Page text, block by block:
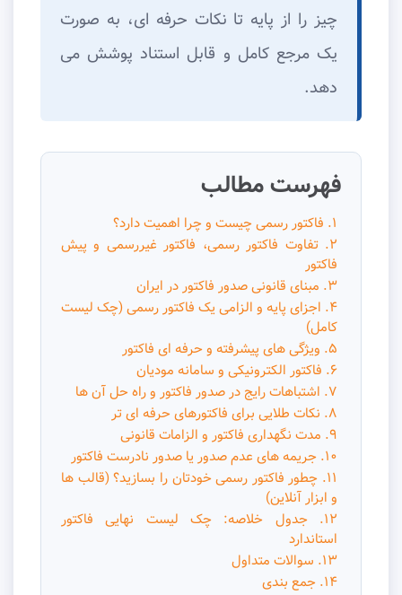
چیز را از پایه تا نکات حرفه ای، به صورت
یک مرجع کامل و قابل استناد پوشش می
دهد.
فهرست مطالب
۱. فاکتور رسمی چیست و چرا اهمیت دارد؟
۲. تفاوت فاکتور رسمی، فاکتور غیررسمی و پیش
فاکتور
۳. مبنای قانونی صدور فاکتور در ایران
۴. اجزای پایه و الزامی یک فاکتور رسمی (چک لیست
کامل)
۵. ویژگی های پیشرفته و حرفه ای فاکتور
۶. فاکتور الکترونیکی و سامانه مودیان
۷. اشتباهات رایج در صدور فاکتور و راه حل آن ها
۸. نکات طلایی برای فاکتورهای حرفه ای تر
۹. مدت نگهداری فاکتور و الزامات قانونی
۱۰. جریمه های عدم صدور یا صدور نادرست فاکتور
۱۱. چطور فاکتور رسمی خودتان را بسازید؟ (قالب ها
و ابزار آنلاین)
۱۲. جدول خلاصه: چک لیست نهایی فاکتور
استاندارد
۱۳. سوالات متداول
۱۴. جمع بندی